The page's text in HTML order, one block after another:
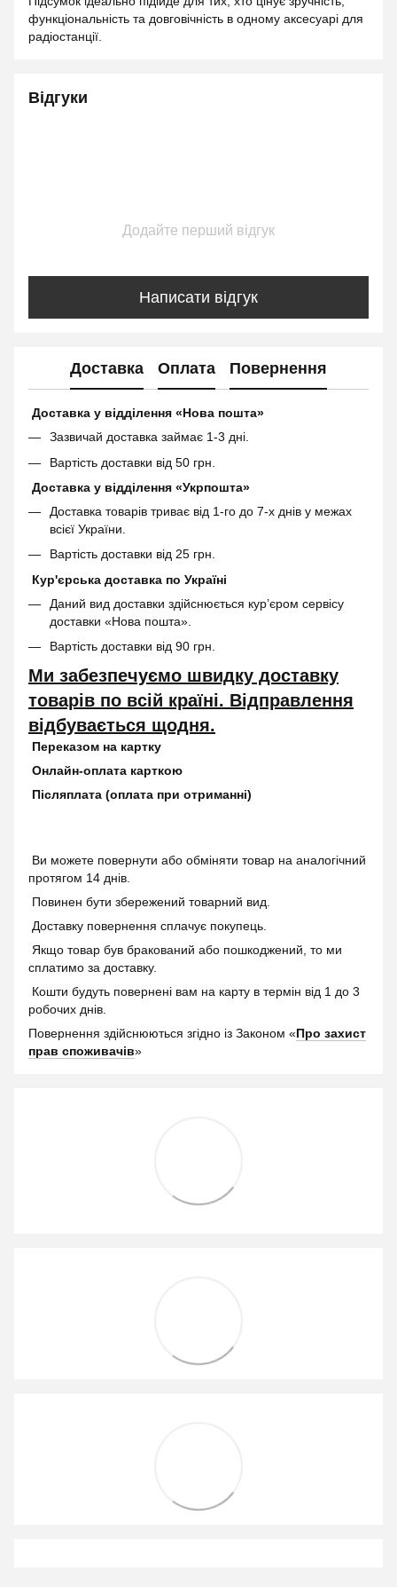
функціональність та довговічність в одному аксесуарі для
радіостанції.
Відгуки
Додайте перший відгук
Написати відгук
Доставка Оплата Повернення
Доставка у відділення «Нова пошта»
Зазвичай доставка займає 1-3 дні.
Вартість доставки від 50 грн.
Доставка у відділення «Укрпошта»
Доставка товарів триває від 1-го до 7-х днів у межах
всієї України.
Вартість доставки від 25 грн.
Кур'єрська доставка по Україні
Даний вид доставки здійснюється кур’єром сервісу
доставки «Нова пошта».
Вартість доставки від 90 грн.
Ми забезпечуємо швидку доставку
товарів по всій країні. Відправлення
відбувається щодня.
Переказом на картку
Онлайн-оплата карткою
Післяплата (оплата при отриманні)
Ви можете повернути або обміняти товар на аналогічний
протягом 14 днів.
Повинен бути збережений товарний вид.
Доставку повернення сплачує покупець.
Якщо товар був бракований або пошкоджений, то ми
сплатимо за доставку.
Кошти будуть повернені вам на карту в термін від 1 до 3
робочих днів.
Повернення здійснюються згідно із Законом «Про захист
прав споживачів»